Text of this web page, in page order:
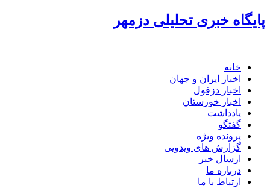
پرش
به
پایگاه خبری تحلیلی دزمهر
خانه
اخبار ایران و جهان
اخبار دزفول
اخبار خوزستان
یادداشت
گفتگو
پرونده ویژه
گزارش های ویدویی
ارسال خبر
درباره ما
ارتباط با ما